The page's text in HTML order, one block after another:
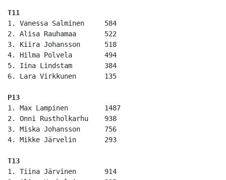
T11
1. Vanessa Salminen	584
2. Alisa Rauhamaa	522
3. Kiira Johansson	518
4. Hilma Polvela	494
5. Iina Lindstam	384
6. Lara Virkkunen	135
P13
1. Max Lampinen		1487
2. Onni Rustholkarhu	938
3. Miska Johansson	756
4. Mikke Järvelin	293
T13
1. Tiina Järvinen	914